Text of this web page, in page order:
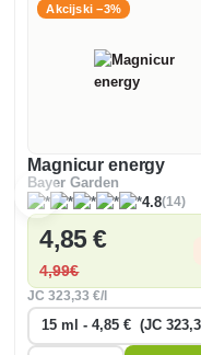
Akcijski −3%
Magnicur energy
Bayer Garden
4.8(14)
4,85 €
4,99€
JC323,33 €/l